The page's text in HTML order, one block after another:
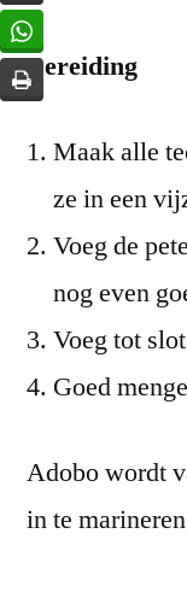
Bereiding
Maak alle
ze in een
Voeg de
nog even
Voeg tot
Goed
Adobo wordt
in te